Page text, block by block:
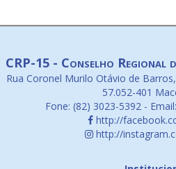
CRP-15 - Conselho Regional
Rua Coronel Murilo Otávio de
57.052-401
Fone: (82) 3023-5392 -
http://
http://